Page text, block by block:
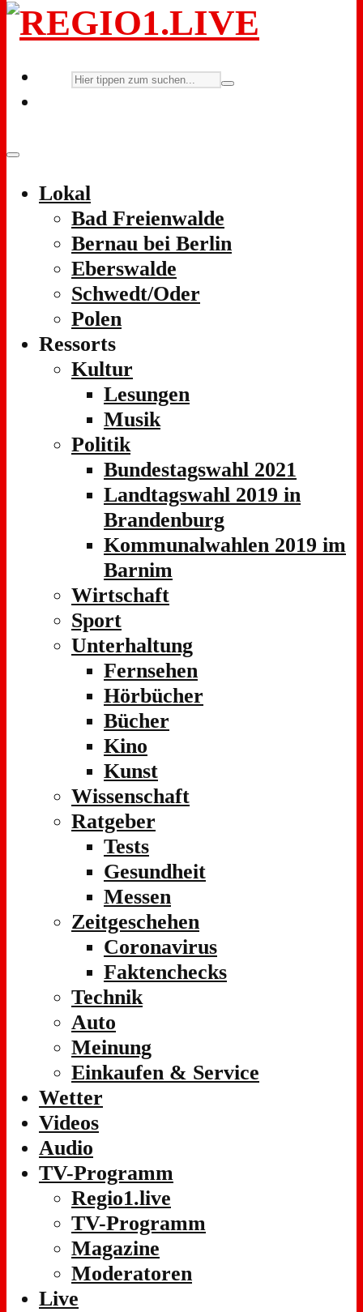
Lokal
Bad Freienwalde
Bernau bei Berlin
Eberswalde
Schwedt/Oder
Polen
Ressorts
Kultur
Lesungen
Musik
Politik
Bundestagswahl 2021
Landtagswahl 2019 in
Brandenburg
Kommunalwahlen 2019 im
Barnim
Wirtschaft
Sport
Unterhaltung
Fernsehen
Hörbücher
Bücher
Kino
Kunst
Wissenschaft
Ratgeber
Tests
Gesundheit
Messen
Zeitgeschehen
Coronavirus
Faktenchecks
Technik
Auto
Meinung
Einkaufen & Service
Wetter
Videos
Audio
TV-Programm
Regio1.live
TV-Programm
Magazine
Moderatoren
Live